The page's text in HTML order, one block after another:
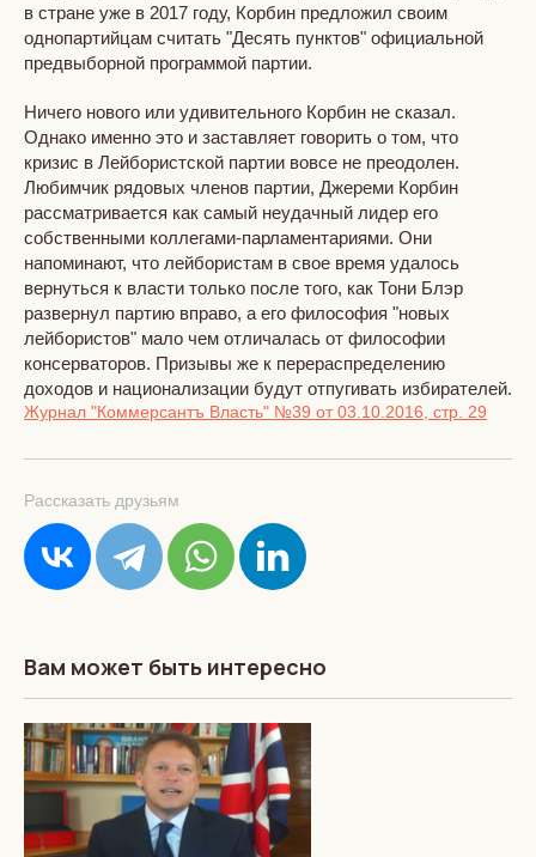
в стране уже в 2017 году, Корбин предложил своим
однопартийцам считать "Десять пунктов" официальной
предвыборной программой партии.
Ничего нового или удивительного Корбин не сказал.
Однако именно это и заставляет говорить о том, что
кризис в Лейбористской партии вовсе не преодолен.
Любимчик рядовых членов партии, Джереми Корбин
рассматривается как самый неудачный лидер его
собственными коллегами-парламентариями. Они
напоминают, что лейбористам в свое время удалось
вернуться к власти только после того, как Тони Блэр
развернул партию вправо, а его философия "новых
лейбористов" мало чем отличалась от философии
консерваторов. Призывы же к перераспределению
доходов и национализации будут отпугивать избирателей.
Журнал "Коммерсантъ Власть" №39 от 03.10.2016, стр. 29
Рассказать друзьям
Вам может быть интересно